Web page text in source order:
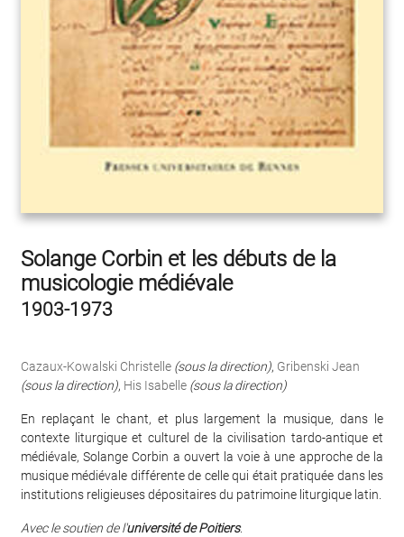
Solange Corbin et les débuts de la
musicologie médiévale
1903-1973
Cazaux-Kowalski Christelle (sous la direction), Gribenski Jean
(sous la direction), His Isabelle (sous la direction)
En replaçant le chant, et plus largement la musique, dans le
contexte liturgique et culturel de la civilisation tardo-antique et
médiévale, Solange Corbin a ouvert la voie à une approche de la
musique médiévale différente de celle qui était pratiquée dans les
institutions religieuses dépositaires du patrimoine liturgique latin.
Avec le soutien de l'université de Poitiers.